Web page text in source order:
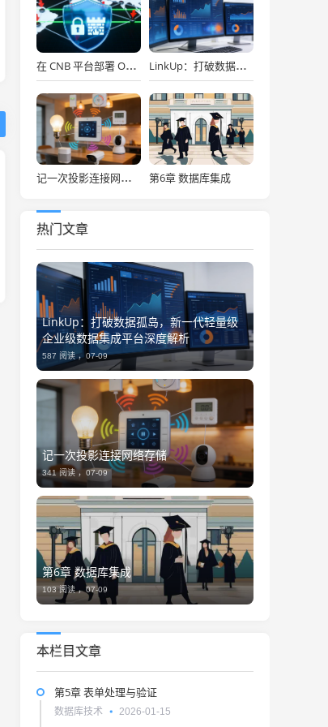
在 CNB 平台部署 OpenClaw，API Key 免费用，30秒搞定！ LinkUp：打破数据孤岛，新一代轻量级企业级数据集成平台深度解析
记一次投影连接网络存储 第6章 数据库集成
热门文章
LinkUp：打破数据孤岛，新一代轻量级
企业级数据集成平台深度解析
587 阅读 ，07-09
记一次投影连接网络存储
341 阅读 ，07-09
第6章 数据库集成
103 阅读 ，07-09
本栏目文章
第5章 表单处理与验证
数据库技术 2026-01-15